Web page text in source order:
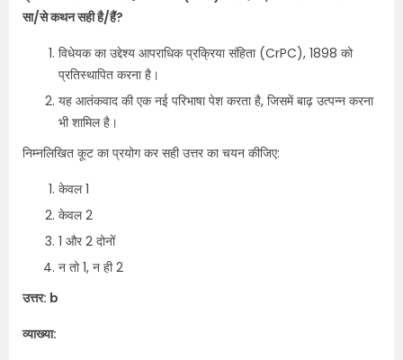
सा/से कथन सही है/हैं?
विधेयक का उद्देश्य आपराधिक प्रक्रिया संहिता (CrPC), 1898 को
प्रतिस्थापित करना है।
यह आतंकवाद की एक नई परिभाषा पेश करता है, जिसमें बाढ़ उत्पन्न करना
भी शामिल है।
निम्नलिखित कूट का प्रयोग कर सही उत्तर का चयन कीजिए:
केवल 1
केवल 2
1 और 2 दोनों
न तो 1, न ही 2
उत्तर: b
व्याख्या: